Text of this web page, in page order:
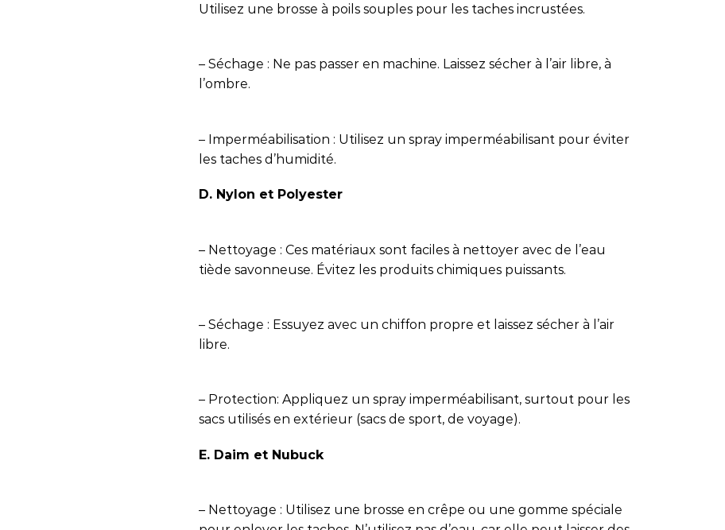
Utilisez une brosse à poils souples pour les taches incrustées.
– Séchage : Ne pas passer en machine. Laissez sécher à l’air libre, à
l’ombre.
– Imperméabilisation : Utilisez un spray imperméabilisant pour éviter
les taches d’humidité.
D. Nylon et Polyester
– Nettoyage : Ces matériaux sont faciles à nettoyer avec de l’eau
tiède savonneuse. Évitez les produits chimiques puissants.
– Séchage : Essuyez avec un chiffon propre et laissez sécher à l’air
libre.
– Protection: Appliquez un spray imperméabilisant, surtout pour les
sacs utilisés en extérieur (sacs de sport, de voyage).
E. Daim et Nubuck
– Nettoyage : Utilisez une brosse en crêpe ou une gomme spéciale